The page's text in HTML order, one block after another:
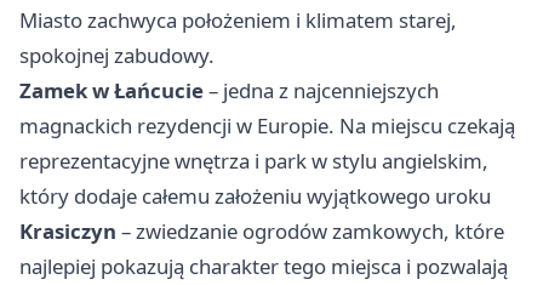
Miasto zachwyca położeniem i klimatem starej,
spokojnej zabudowy.
Zamek w Łańcucie– jedna z najcenniejszych
magnackich rezydencji w Europie. Na miejscu czekają
reprezentacyjne wnętrza i park w stylu angielskim,
który dodaje całemu założeniu wyjątkowego uroku
Krasiczyn – zwiedzanie ogrodów zamkowych, które
najlepiej pokazują charakter tego miejsca i pozwalają